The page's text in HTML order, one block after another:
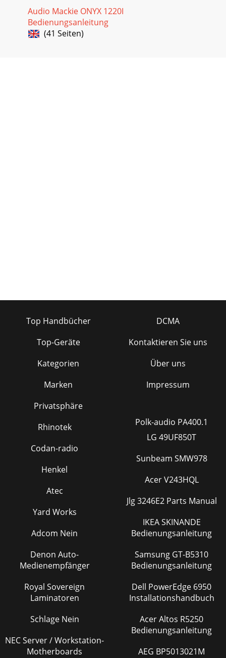
Audio Mackie ONYX 1220I
Bedienungsanleitung
(41 Seiten)
Top Handbücher
Top-Geräte
Kategorien
Marken
Privatsphäre
DCMA
Kontaktieren Sie uns
Über uns
Impressum
Rhinotek
Codan-radio
Henkel
Atec
Yard Works
Adcom Nein
Denon Auto-
Medienempfänger
Royal Sovereign
Laminatoren
Schlage Nein
NEC Server / Workstation-
Motherboards
Polk-audio PA400.1
LG 49UF850T
Sunbeam SMW978
Acer V243HQL
Jlg 3246E2 Parts Manual
IKEA SKINANDE
Bedienungsanleitung
Samsung GT-B5310
Bedienungsanleitung
Dell PowerEdge 6950
Installationshandbuch
Acer Altos R5250
Bedienungsanleitung
AEG BP5013021M